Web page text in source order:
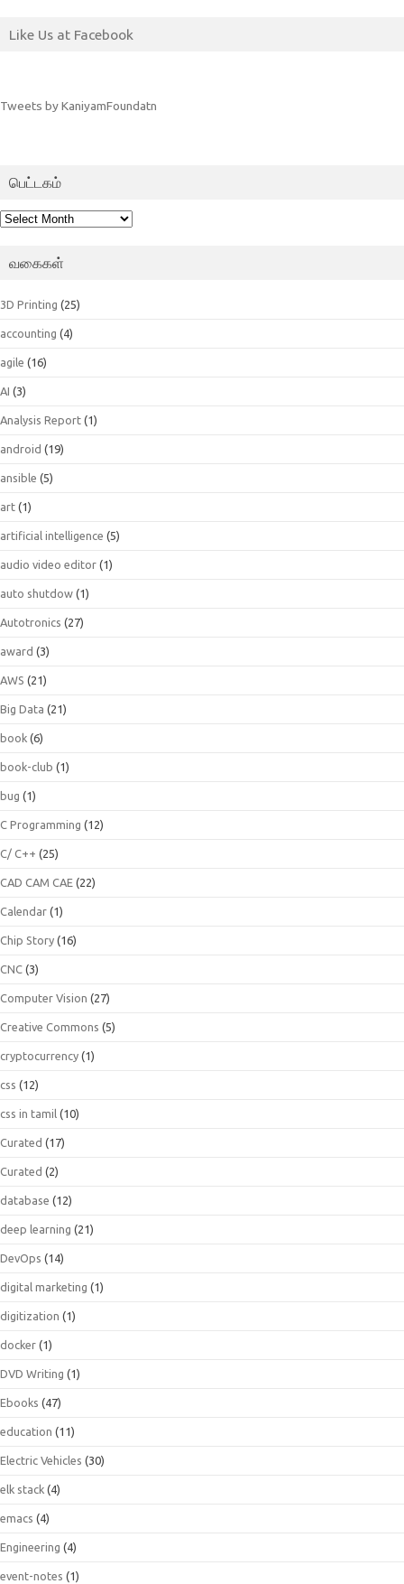
Like Us at Facebook
Tweets by KaniyamFoundatn
பெட்டகம்
பெட்டகம்
வகைகள்
3D Printing (25)
accounting (4)
agile (16)
AI (3)
Analysis Report (1)
android (19)
ansible (5)
art (1)
artificial intelligence (5)
audio video editor (1)
auto shutdow (1)
Autotronics (27)
award (3)
AWS (21)
Big Data (21)
book (6)
book-club (1)
bug (1)
C Programming (12)
C/ C++ (25)
CAD CAM CAE (22)
Calendar (1)
Chip Story (16)
CNC (3)
Computer Vision (27)
Creative Commons (5)
cryptocurrency (1)
css (12)
css in tamil (10)
Curated (17)
Curated (2)
database (12)
deep learning (21)
DevOps (14)
digital marketing (1)
digitization (1)
docker (1)
DVD Writing (1)
Ebooks (47)
education (11)
Electric Vehicles (30)
elk stack (4)
emacs (4)
Engineering (4)
event-notes (1)